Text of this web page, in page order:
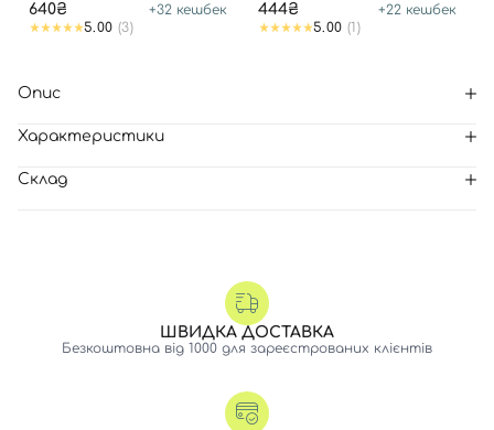
640₴ +32 кешбек
5.00 (3)
444₴ +22 кешбек
5.00 (1)
Опис
Характеристики
Склад
ШВИДКА ДОСТАВКА
Безкоштовна від 1000 для зареєстрованих клієнтів